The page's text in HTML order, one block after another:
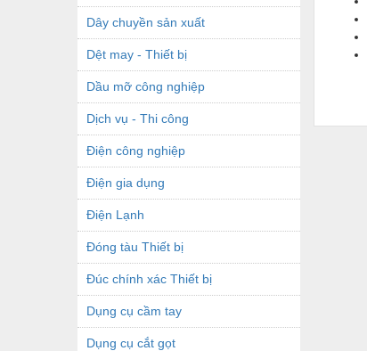
Dây chuyền sản xuất
Dệt may - Thiết bị
Dầu mỡ công nghiệp
Dịch vụ - Thi công
Điện công nghiệp
Điện gia dụng
Điện Lạnh
Đóng tàu Thiết bị
Đúc chính xác Thiết bị
Dụng cụ cầm tay
Dụng cụ cắt gọt